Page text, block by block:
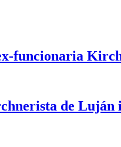
funcionaria
de Luján